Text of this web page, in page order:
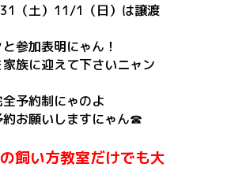
（土）11/1（日）は譲渡
参加表明にゃん！
族に迎えて下さいニャン
予約制にゃのよ
約お願いしますにゃん☎
飼い方教室だけでも大